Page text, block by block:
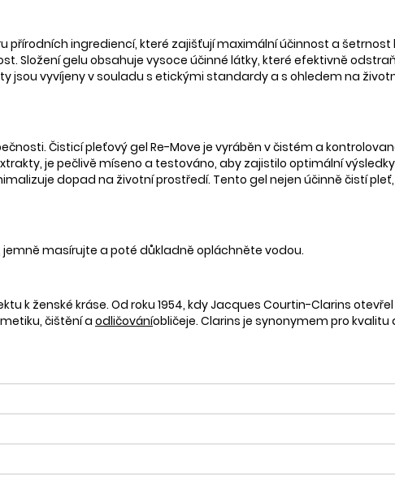
ingrediencí, které zajišťují maximální účinnost a šetrnost
Složení gelu obsahuje vysoce účinné látky, které efektivně
jsou vyvíjeny v souladu s etickými standardy a s ohledem na
Čisticí pleťový gel Re-Move je vyráběn v čistém a
je pečlivě míseno a testováno, aby zajistilo optimální
dopad na životní prostředí. Tento gel nejen účinně čistí
masírujte a poté důkladně opláchněte vodou.
k ženské kráse. Od roku 1954, kdy Jacques Courtin-Clarins
čištění a odličováníobličeje. Clarins je synonymem pro kvalitu